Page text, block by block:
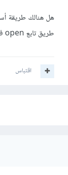
هل هنالك طريقة
طريق تابع open في لغة روبي؟
اقتباس